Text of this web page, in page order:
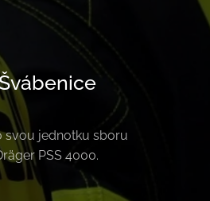
svou jednotku sboru
PSS 4000.